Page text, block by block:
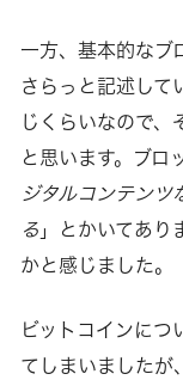
一方、基本的なブ
さらっと記述して
じくらいなので、
と思います。ブロ
ジタルコンテンツ
る 」とかいてあり
かと感じました。
ビットコインにつ
てしまいましたが